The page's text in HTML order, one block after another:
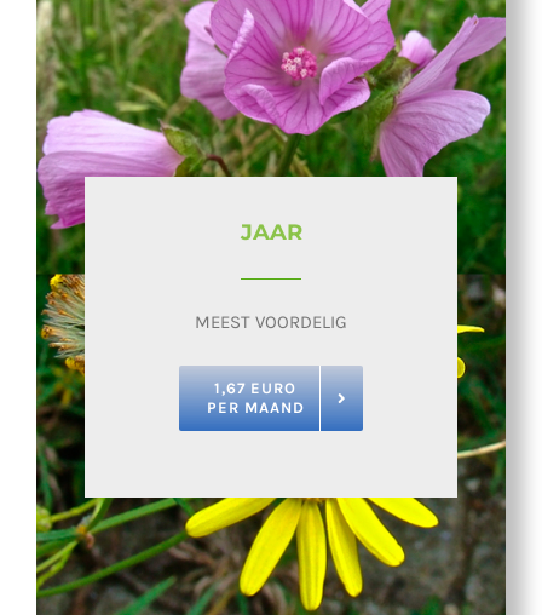
JAAR
MEEST VOORDELIG
1,67 EURO
PER MAAND